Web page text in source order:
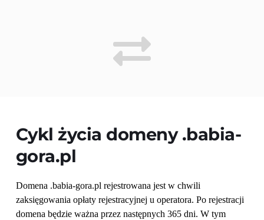
Cykl życia domeny .babia-
gora.pl
Domena .babia-gora.pl rejestrowana jest w chwili
zaksięgowania opłaty rejestracyjnej u operatora. Po rejestracji
domena będzie ważna przez następnych 365 dni. W tym